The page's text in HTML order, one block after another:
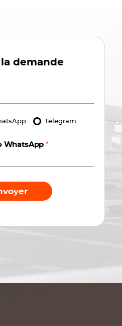
demande
Telegram
WhatsApp *